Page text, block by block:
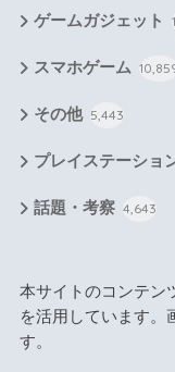
ゲームガジェット
スマホゲーム
その他 5,443
プレイステーショ
話題・考察 4,643
本サイトのコンテン
を活用しています。
す。